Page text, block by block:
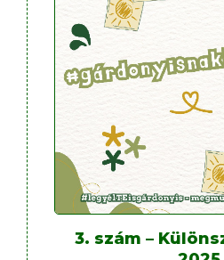
3. szám –